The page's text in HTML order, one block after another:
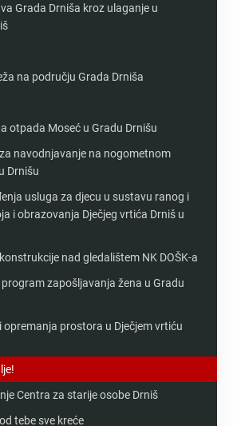
Grada Drniša kroz ulaganje u
na području Grada Drniša
otpada Moseć u Gradu Drnišu
navodnjavanje na nogometnom
Drnišu
usluga za djecu u sustavu ranog i
i obrazovanja Dječjeg vrtića Drniš u
nad gledalištem NK DOŠK-a
zapošljavanja žena u Gradu
opremanja prostora u Dječjem vrtiću
Centra za starije osobe Drniš
tebe sve kreće